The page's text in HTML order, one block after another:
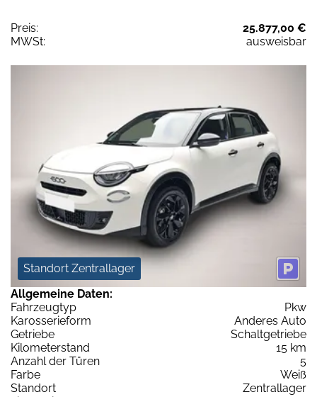
Preis:
25.877,00 €
MWSt:
ausweisbar
Standort Zentrallager
Allgemeine Daten:
Fahrzeugtyp
Pkw
Karosserieform
Anderes Auto
Getriebe
Schaltgetriebe
Kilometerstand
15 km
Anzahl der Türen
5
Farbe
Weiß
Standort
Zentrallager